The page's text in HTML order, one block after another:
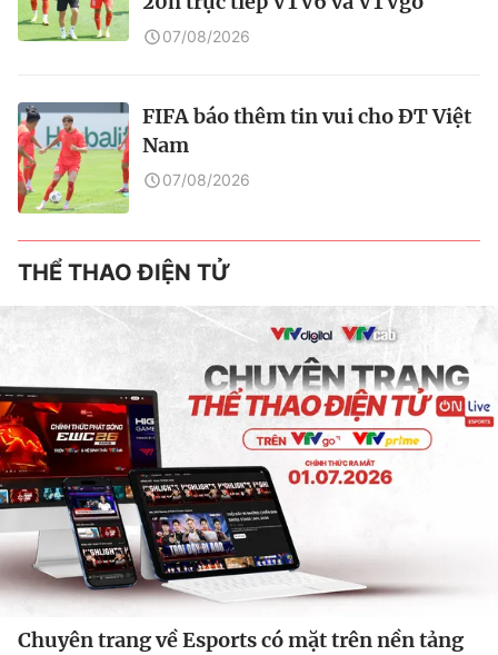
07/08/2026
FIFA báo thêm tin vui cho ĐT Việt
Nam
07/08/2026
THỂ THAO ĐIỆN TỬ
Chuyên trang về Esports có mặt trên nền tảng